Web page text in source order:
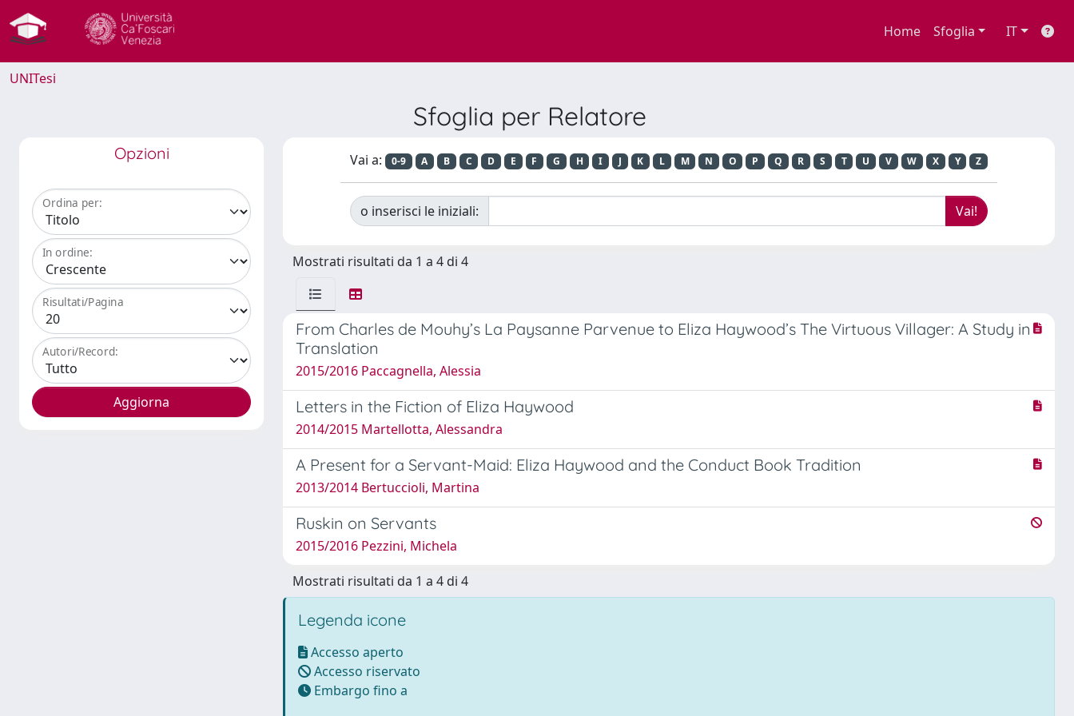
Home Sfoglia IT
UNITesi
Sfoglia per Relatore
Opzioni
Ordina per:
In ordine:
Risultati/Pagina
Autori/Record:
Vai a: 0-9 A B C D E F G H I J K L M N O P Q R S T U V W X Y Z
o inserisci le iniziali:
Mostrati risultati da 1 a 4 di 4
From Charles de Mouhy’s La Paysanne Parvenue to Eliza Haywood’s The Virtuous Villager: A Study in
Translation
2015/2016 Paccagnella, Alessia
Letters in the Fiction of Eliza Haywood
2014/2015 Martellotta, Alessandra
A Present for a Servant-Maid: Eliza Haywood and the Conduct Book Tradition
2013/2014 Bertuccioli, Martina
Ruskin on Servants
2015/2016 Pezzini, Michela
Mostrati risultati da 1 a 4 di 4
Legenda icone
Accesso aperto
Accesso riservato
Embargo fino a